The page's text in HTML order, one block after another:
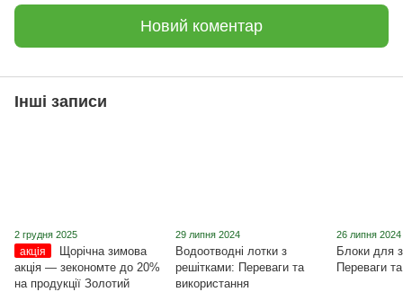
Новий коментар
Інші записи
2 грудня 2025
акція
Щорічна зимова
акція ― зекономте до 20%
на продукції Золотий
29 липня 2024
Водоотводні лотки з
решітками: Переваги та
використання
26 липня 2024
Блоки для
Переваги